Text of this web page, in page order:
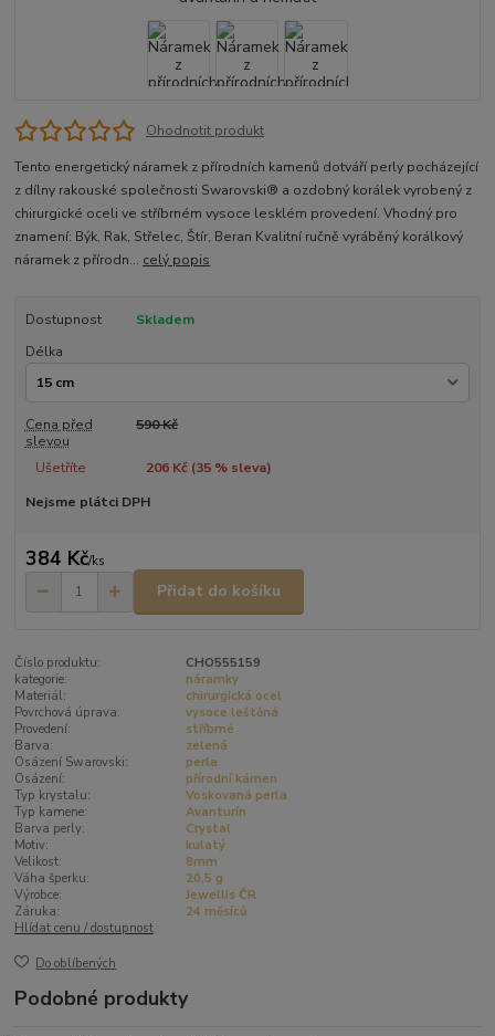
Ohodnotit produkt
Tento energetický náramek z přírodních kamenů dotváří perly pocházející
z dílny rakouské společnosti Swarovski® a ozdobný korálek vyrobený z
chirurgické oceli ve stříbrném vysoce lesklém provedení. Vhodný pro
znamení: Býk, Rak, Střelec, Štír, Beran Kvalitní ručně vyráběný korálkový
náramek z přírodn... celý popis
Dostupnost
Skladem
Délka
Cena před
slevou
590 Kč
Ušetříte 206 Kč (35% sleva)
Nejsme plátci DPH
384 Kč/ks
Přidat do košíku
Číslo produktu:
CHO555159
kategorie:
náramky
Materiál:
chirurgická ocel
Povrchová úprava:
vysoce leštěná
Provedení:
stříbrné
Barva:
zelená
Osázení Swarovski:
perla
Osázení:
přírodní kámen
Typ krystalu:
Voskovaná perla
Typ kamene:
Avanturín
Barva perly:
Crystal
Motiv:
kulatý
Velikost:
8mm
Váha šperku:
20,5 g
Výrobce:
Jewellis ČR
Záruka:
24 měsíců
Hlídat cenu / dostupnost
Do oblíbených
Podobné produkty